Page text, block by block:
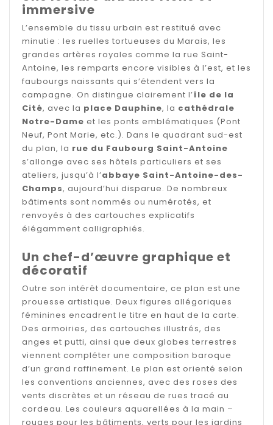
immersive
L’ensemble du tissu urbain est restitué avec
minutie : les ruelles tortueuses du Marais, les
grandes artères royales comme la rue Saint-
Antoine, les remparts encore visibles à l’est, et les
faubourgs naissants qui s’étendent vers la
campagne. On distingue clairement l’île de la
Cité, avec la place Dauphine, la cathédrale
Notre-Dame et les ponts emblématiques (Pont
Neuf, Pont Marie, etc.). Dans le quadrant sud-est
du plan, la rue du Faubourg Saint-Antoine
s’allonge avec ses hôtels particuliers et ses
ateliers, jusqu’à l’abbaye Saint-Antoine-des-
Champs, aujourd’hui disparue. De nombreux
bâtiments sont nommés ou numérotés, et
renvoyés à des cartouches explicatifs
élégamment calligraphiés.
Un chef-d’œuvre graphique et
décoratif
Outre son intérêt documentaire, ce plan est une
prouesse artistique. Deux figures allégoriques
féminines encadrent le titre en haut de la carte.
Des armoiries, des cartouches illustrés, des
anges et putti, ainsi que deux globes terrestres
viennent compléter une composition baroque
d’un grand raffinement. Le plan est orienté selon
les conventions anciennes, avec des roses des
vents discrètes et un réseau de rues tracé au
cordeau. Les couleurs aquarellées à la main –
rouges pour les bâtiments, verts pour les jardins